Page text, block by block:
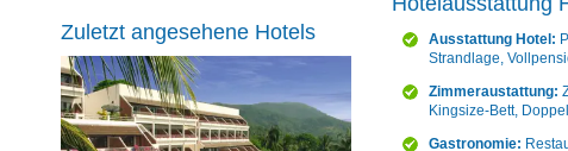
Ausstattung Hotel:
Strandlage,
Zimmeraustattung:
Kingsize-Bett,
Gastronomie:
Zuletzt angesehene Hotels